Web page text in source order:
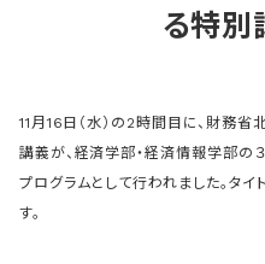
る特別
11月16日（水）の2時間目に、財務
講義が、経済学部・経済情報学部の
プログラムとして行われました。タ
す。